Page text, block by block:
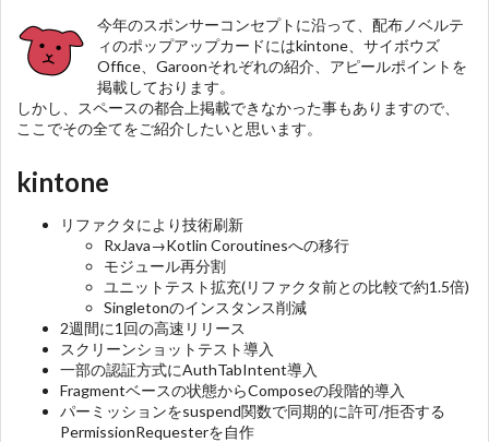
今年のスポンサーコンセプトに沿って、配布ノベルテ
ィのポップアップカードにはkintone、サイボウズ
Office、Garoonそれぞれの紹介、アピールポイントを
掲載しております。
しかし、スペースの都合上掲載できなかった事もありますので、
ここでその全てをご紹介したいと思います。
kintone
リファクタにより技術刷新
RxJava→Kotlin Coroutinesへの移行
モジュール再分割
ユニットテスト拡充(リファクタ前との比較で約1.5倍)
Singletonのインスタンス削減
2週間に1回の高速リリース
スクリーンショットテスト導入
一部の認証方式にAuthTabIntent導入
Fragmentベースの状態からComposeの段階的導入
パーミッションをsuspend関数で同期的に許可/拒否する
PermissionRequesterを自作